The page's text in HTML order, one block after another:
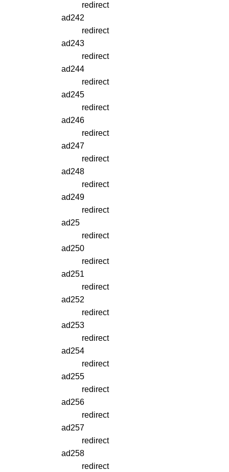
redirect
ad242
redirect
ad243
redirect
ad244
redirect
ad245
redirect
ad246
redirect
ad247
redirect
ad248
redirect
ad249
redirect
ad25
redirect
ad250
redirect
ad251
redirect
ad252
redirect
ad253
redirect
ad254
redirect
ad255
redirect
ad256
redirect
ad257
redirect
ad258
redirect